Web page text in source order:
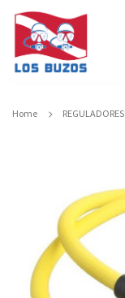
Home REGULADORES